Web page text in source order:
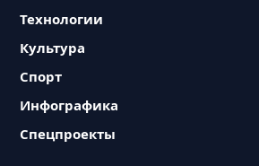
Технологии
Культура
Спорт
Инфографика
Спецпроекты